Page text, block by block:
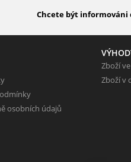
Chcete být informováni
osobních údajů
Zboží
Zboží v